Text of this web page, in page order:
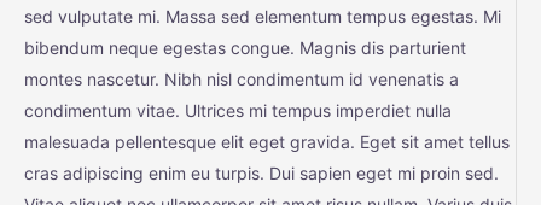
sed vulputate mi. Massa sed elementum tempus egestas. Mi
bibendum neque egestas congue. Magnis dis parturient
montes nascetur. Nibh nisl condimentum id venenatis a
condimentum vitae. Ultrices mi tempus imperdiet nulla
malesuada pellentesque elit eget gravida. Eget sit amet tellus
cras adipiscing enim eu turpis. Dui sapien eget mi proin sed.